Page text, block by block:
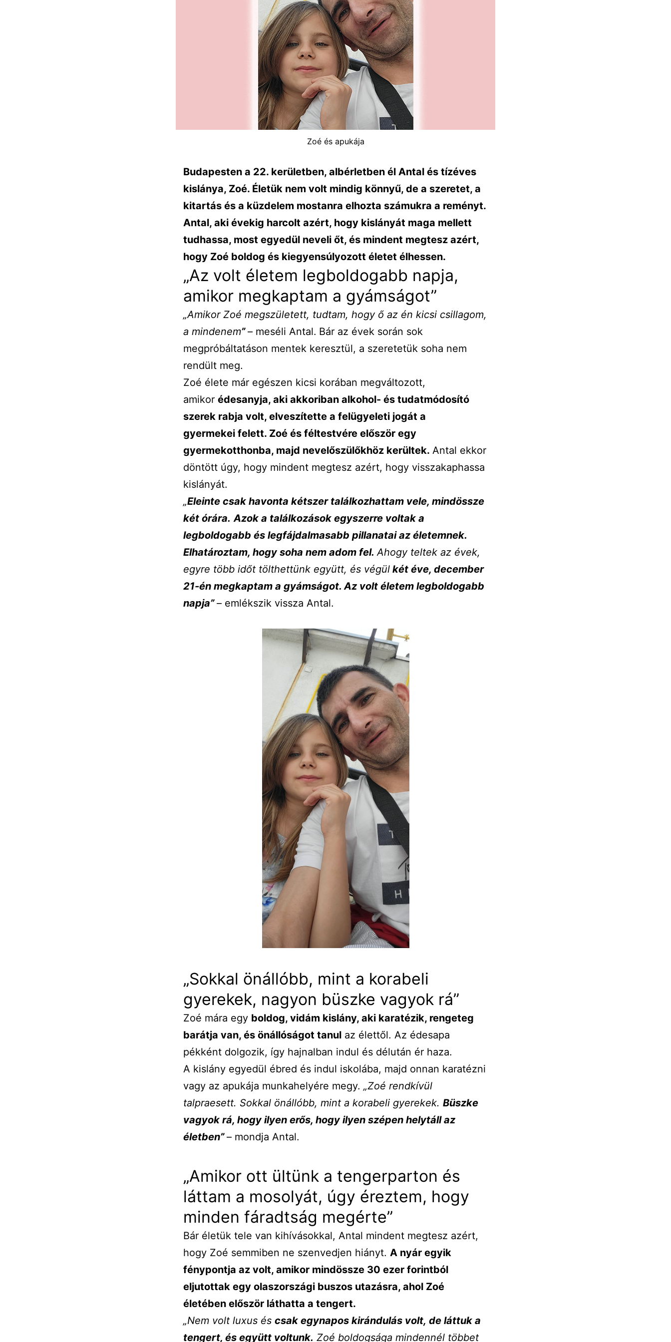
Zoé és apukája
Budapesten a 22. kerületben, albérletben él Antal és tízéves
kislánya, Zoé. Életük nem volt mindig könnyű, de a szeretet, a
kitartás és a küzdelem mostanra elhozta számukra a reményt.
Antal, aki évekig harcolt azért, hogy kislányát maga mellett
tudhassa, most egyedül neveli őt, és mindent megtesz azért,
hogy Zoé boldog és kiegyensúlyozott életet élhessen.
„Az volt életem legboldogabb napja,
amikor megkaptam a gyámságot”
„Amikor Zoé megszületett, tudtam, hogy ő az én kicsi csillagom,
a mindenem” – meséli Antal. Bár az évek során sok
megpróbáltatáson mentek keresztül, a szeretetük soha nem
rendült meg.
Zoé élete már egészen kicsi korában megváltozott,
amikor édesanyja, aki akkoriban alkohol- és tudatmódosító
szerek rabja volt, elveszítette a felügyeleti jogát a
gyermekei felett. Zoé és féltestvére először egy
gyermekotthonba, majd nevelőszülőkhöz kerültek. Antal ekkor
döntött úgy, hogy mindent megtesz azért, hogy visszakaphassa
kislányát.
„Eleinte csak havonta kétszer találkozhattam vele, mindössze
két órára. Azok a találkozások egyszerre voltak a
legboldogabb és legfájdalmasabb pillanatai az életemnek.
Elhatároztam, hogy soha nem adom fel. Ahogy teltek az évek,
egyre több időt tölthettünk együtt, és végül két éve, december
21-én megkaptam a gyámságot. Az volt életem legboldogabb
napja” – emlékszik vissza Antal.
„Sokkal önállóbb, mint a korabeli
gyerekek, nagyon büszke vagyok rá”
Zoé mára egy boldog, vidám kislány, aki karatézik, rengeteg
barátja van, és önállóságot tanul az élettől. Az édesapa
pékként dolgozik, így hajnalban indul és délután ér haza.
A kislány egyedül ébred és indul iskolába, majd onnan karatézni
vagy az apukája munkahelyére megy. „Zoé rendkívül
talpraesett. Sokkal önállóbb, mint a korabeli gyerekek. Büszke
vagyok rá, hogy ilyen erős, hogy ilyen szépen helytáll az
életben”– mondja Antal.
„Amikor ott ültünk a tengerparton és
láttam a mosolyát, úgy éreztem, hogy
minden fáradtság megérte”
Bár életük tele van kihívásokkal, Antal mindent megtesz azért,
hogy Zoé semmiben ne szenvedjen hiányt. A nyár egyik
fénypontja az volt, amikor mindössze 30 ezer forintból
eljutottak egy olaszországi buszos utazásra, ahol Zoé
életében először láthatta a tengert.
„Nem volt luxus és csak egynapos kirándulás volt, de láttuk a
tengert, és együtt voltunk. Zoé boldogsága mindennél többet